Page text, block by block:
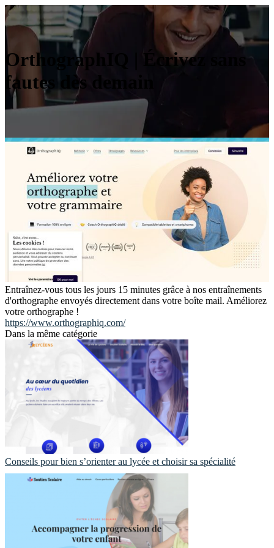
OrthographIQ | Écrivez sans
fautes dès demain
Entraînez-vous tous les jours 15 minutes grâce à nos entraînements
d'orthographe envoyés directement dans votre boîte mail. Améliorez
votre orthographe !
https://www.orthographiq.com/
Dans la même catégorie
Conseils pour bien s’orienter au lycée et choisir sa spécialité